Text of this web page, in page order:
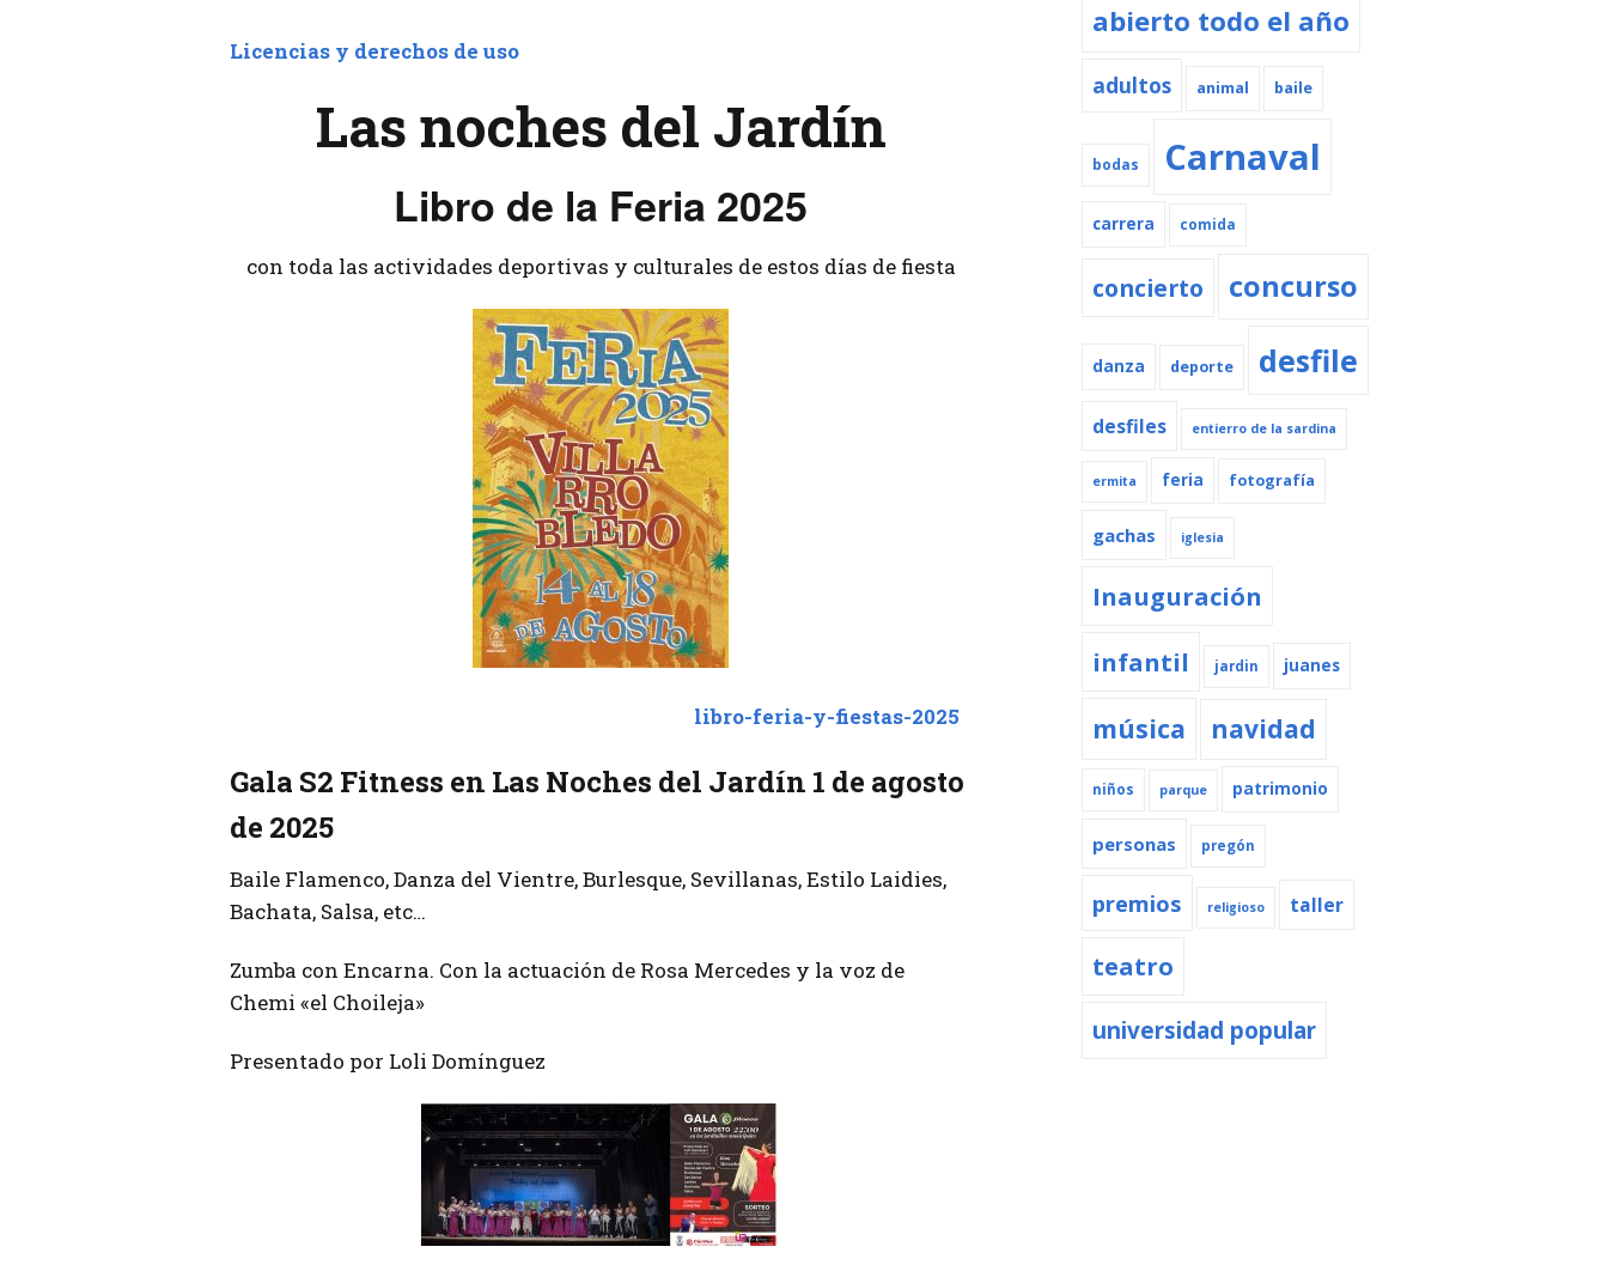
Licencias y derechos de uso
Las noches del Jardín
Libro de la Feria 2025
con toda las actividades deportivas y culturales de estos días de fiesta
libro-feria-y-fiestas-2025
Gala S2 Fitness en Las Noches del Jardín 1 de agosto
de 2025
Baile Flamenco, Danza del Vientre, Burlesque, Sevillanas, Estilo Laidies,
Bachata, Salsa, etc…
Zumba con Encarna. Con la actuación de Rosa Mercedes y la voz de
Chemi «el Choileja»
Presentado por Loli Domínguez
abierto todo el año
adultos animal baile
bodas Carnaval
carrera comida
concierto concurso
danza deporte desfile
desfiles entierro de la sardina
ermita feria fotografía
gachas iglesia
Inauguración
infantil
jardin juanes
música navidad
niños parque patrimonio
personas pregón
premios religioso taller
teatro
universidad popular